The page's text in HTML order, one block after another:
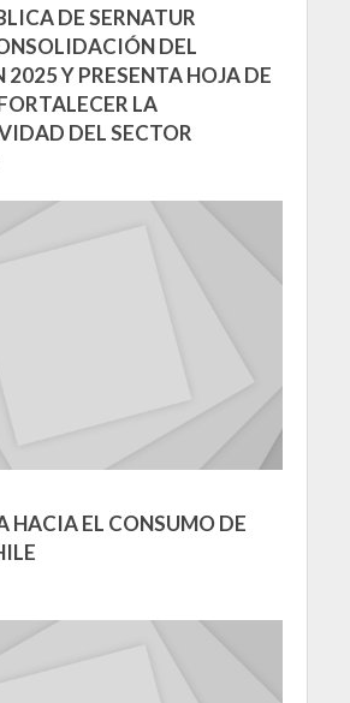
DE SERNATUR
DEL
2025 Y PRESENTA HOJA DE
LA
DEL SECTOR
HACIA EL CONSUMO DE